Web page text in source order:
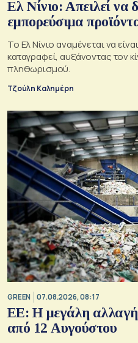
Ελ Νίνιο: Απειλεί να
εμπορεύσιμα
Το Ελ Νίνιο αναμένεται να
καταγραφεί, αυξάνοντας τον
πληθωρισμού.
Τζούλη Καλημέρη
GREEN 07.08.2026, 08:17
ΕΕ: Η μεγάλη αλλαγή
από 12 Αυγούστου